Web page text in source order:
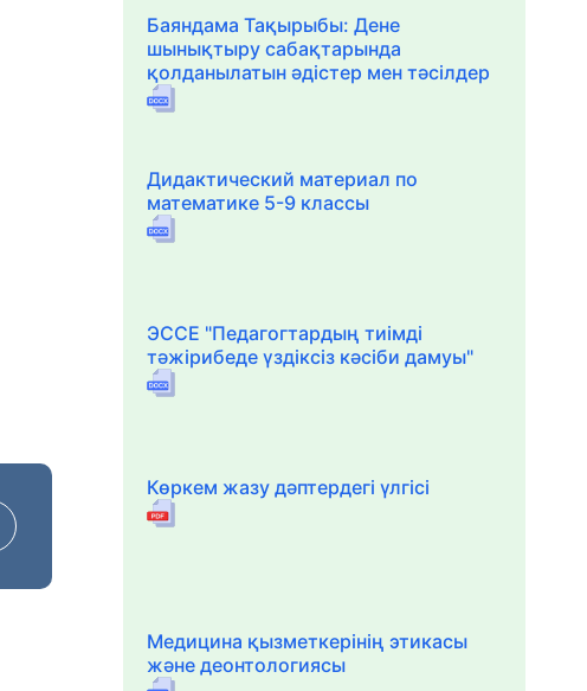
Баяндама Тақырыбы: Дене
шынықтыру сабақтарында
қолданылатын әдістер мен тәсілдер
Дидактический материал по
математике 5-9 классы
ЭССЕ "Педагогтардың тиімді
тәжірибеде үздіксіз кәсіби дамуы"
Көркем жазу дәптердегі үлгісі
Медицина қызметкерінің этикасы
және деонтологиясы